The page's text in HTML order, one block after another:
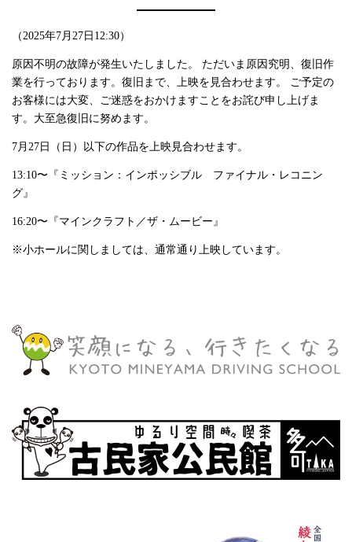
（2025年7月27日12:30）
原因不明の故障が発生いたしました。 ただいま原因究明、復旧作
業を行っております。復旧まで、上映を見合わせます。 ご予定の
お客様には大変、ご迷惑をおかけますことをお詫び申し上げま
す。大至急復旧に努めます。
7月27日（日）以下の作品を上映見合わせます。
13:10〜『ミッション：インポッシブル ファイナル・レコニン
グ』
16:20〜『マインクラフト／ザ・ムービー』
※小ホールに関しましては、通常通り上映しています。